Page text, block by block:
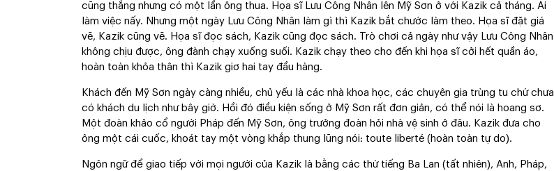
cũng thắng nhưng có một lần ông thua. Họa sĩ Lưu Công Nhân lên Mỹ Sơn ở với Kazik cả tháng. Ai
làm việc nấy. Nhưng một ngày Lưu Công Nhân làm gì thì Kazik bắt chước làm theo. Họa sĩ đặt giá
vẽ, Kazik cũng vẽ. Họa sĩ đọc sách, Kazik cũng đọc sách. Trò chơi cả ngày như vậy Lưu Công Nhân
không chịu được, ông đành chạy xuống suối. Kazik chạy theo cho đến khi họa sĩ cởi hết quần áo,
hoàn toàn khỏa thân thì Kazik giơ hai tay đầu hàng.
Khách đến Mỹ Sơn ngày càng nhiều, chủ yếu là các nhà khoa học, các chuyên gia trùng tu chứ chưa
có khách du lịch như bây giờ. Hồi đó điều kiện sống ở Mỹ Sơn rất đơn giản, có thể nói là hoang sơ.
Một đoàn khảo cổ người Pháp đến Mỹ Sơn, ông trưởng đoàn hỏi nhà vệ sinh ở đâu. Kazik đưa cho
ông một cái cuốc, khoát tay một vòng khắp thung lũng nói: toute liberté (hoàn toàn tự do).
Ngôn ngữ để giao tiếp với mọi người của Kazik là bằng các thứ tiếng Ba Lan (tất nhiên), Anh, Pháp,